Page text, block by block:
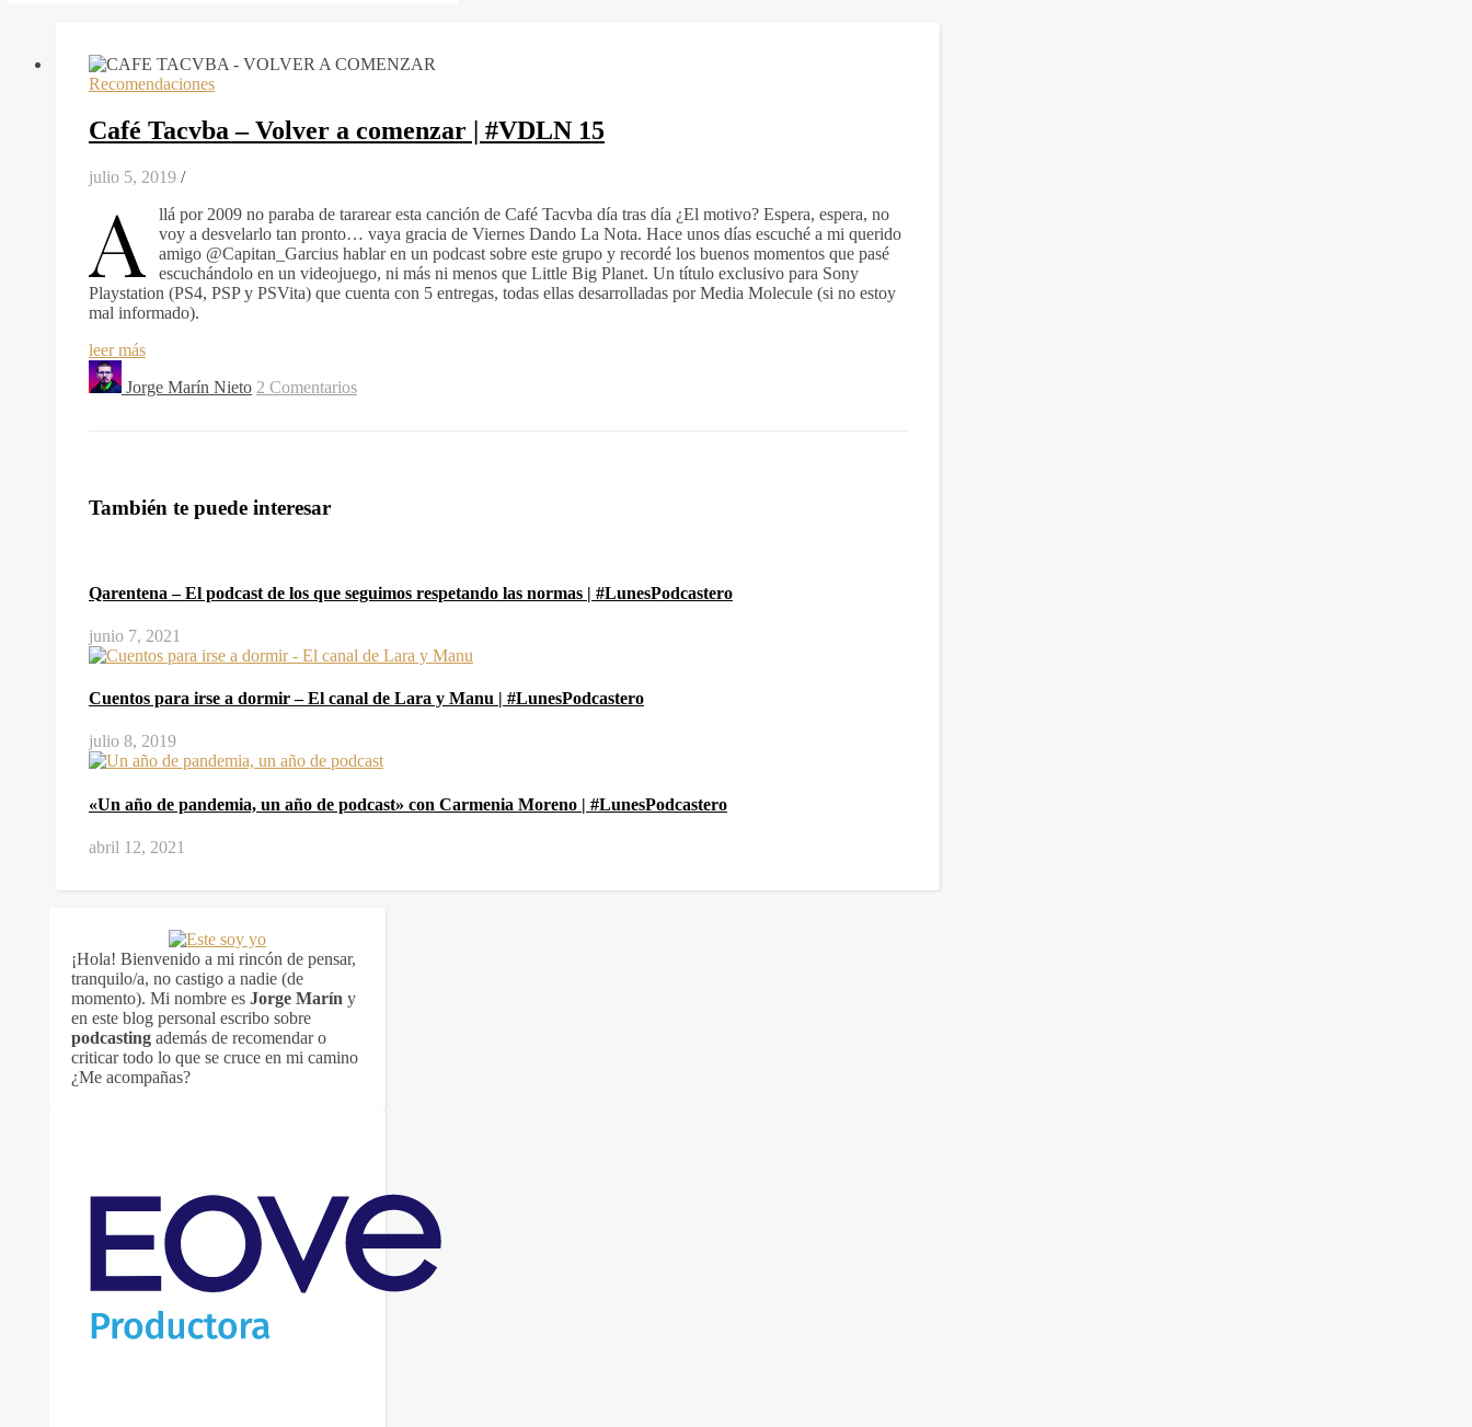
Recomendaciones
Café Tacvba – Volver a comenzar | #VDLN 15
julio 5, 2019 /
A
llá por 2009 no paraba de tararear esta canción de Café Tacvba día tras día ¿El motivo? Espera, espera, no
voy a desvelarlo tan pronto… vaya gracia de Viernes Dando La Nota. Hace unos días escuché a mi querido
amigo @Capitan_Garcius hablar en un podcast sobre este grupo y recordé los buenos momentos que pasé
escuchándolo en un videojuego, ni más ni menos que Little Big Planet. Un título exclusivo para Sony
Playstation (PS4, PSP y PSVita) que cuenta con 5 entregas, todas ellas desarrolladas por Media Molecule (si no estoy
mal informado).
leer más
Jorge Marín Nieto 2 Comentarios
También te puede interesar
Qarentena – El podcast de los que seguimos respetando las normas | #LunesPodcastero
junio 7, 2021
Cuentos para irse a dormir – El canal de Lara y Manu | #LunesPodcastero
julio 8, 2019
«Un año de pandemia, un año de podcast» con Carmenia Moreno | #LunesPodcastero
abril 12, 2021
¡Hola! Bienvenido a mi rincón de pensar,
tranquilo/a, no castigo a nadie (de
momento). Mi nombre es Jorge Marín y
en este blog personal escribo sobre
podcasting además de recomendar o
criticar todo lo que se cruce en mi camino
¿Me acompañas?